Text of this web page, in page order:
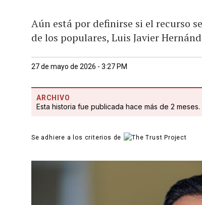
Aún está por definirse si el recurso
de los populares, Luis Javier
27 de mayo de 2026 - 3:27 PM
ARCHIVO
Esta historia fue publicada hace más de 2 meses.
Se adhiere a los criterios de